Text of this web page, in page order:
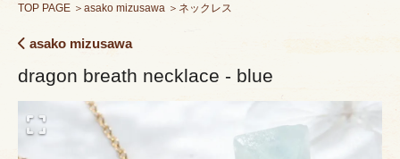
TOP PAGE ＞asako mizusawa ＞ネックレス
asako mizusawa
dragon breath necklace - blue